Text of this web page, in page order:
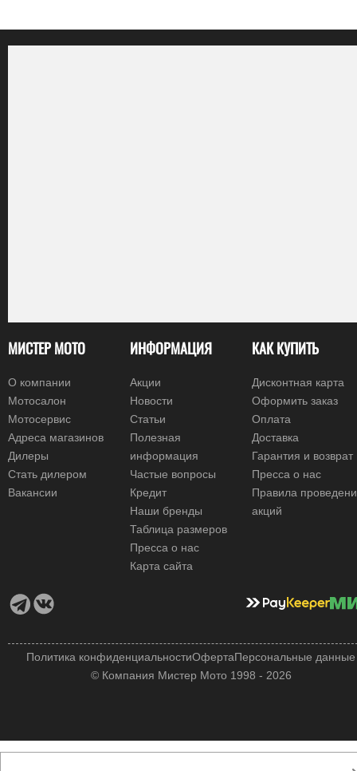
МИСТЕР МОТО
О компании
Мотосалон
Мотосервис
Адреса магазинов
Дилеры
Стать дилером
Вакансии
ИНФОРМАЦИЯ
Акции
Новости
Статьи
Полезная
информация
Частые вопросы
Кредит
Наши бренды
Таблица размеров
Пресса о нас
Карта сайта
КАК КУПИТЬ
Дисконтная карта
Оформить заказ
Оплата
Доставка
Гарантия и возврат
Пресса о нас
Правила
акций
© Компания Мистер Мото 1998 - 2026
Политика конфиденциальностиОфертаПерсональные данные